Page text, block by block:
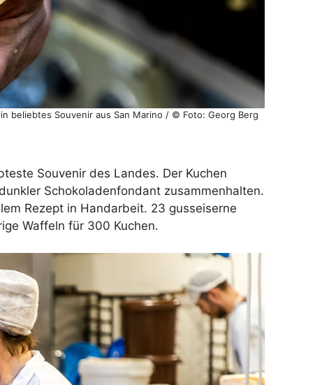
beliebtes Souvenir aus San Marino / © Foto: Georg Berg
Souvenir des Landes. Der Kuchen
Schokoladenfondant zusammenhalten.
Rezept in Handarbeit. 23 gusseiserne
Waffeln für 300 Kuchen.